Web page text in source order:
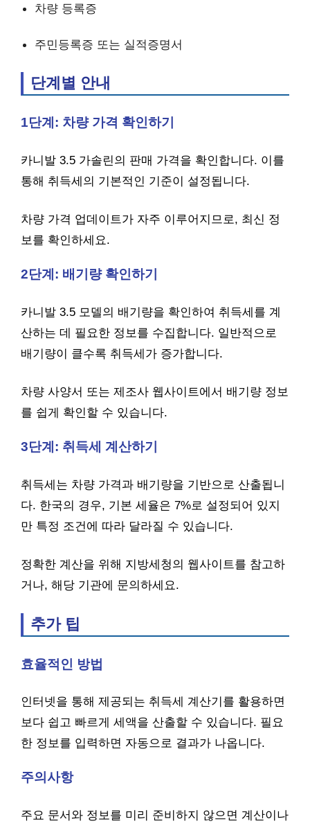
차량 등록증
주민등록증 또는 실적증명서
단계별 안내
1단계: 차량 가격 확인하기
카니발 3.5 가솔린의 판매 가격을 확인합니다. 이를
통해 취득세의 기본적인 기준이 설정됩니다.
차량 가격 업데이트가 자주 이루어지므로, 최신 정
보를 확인하세요.
2단계: 배기량 확인하기
카니발 3.5 모델의 배기량을 확인하여 취득세를 계
산하는 데 필요한 정보를 수집합니다. 일반적으로
배기량이 클수록 취득세가 증가합니다.
차량 사양서 또는 제조사 웹사이트에서 배기량 정보
를 쉽게 확인할 수 있습니다.
3단계: 취득세 계산하기
취득세는 차량 가격과 배기량을 기반으로 산출됩니
다. 한국의 경우, 기본 세율은 7%로 설정되어 있지
만 특정 조건에 따라 달라질 수 있습니다.
정확한 계산을 위해 지방세청의 웹사이트를 참고하
거나, 해당 기관에 문의하세요.
추가 팁
효율적인 방법
인터넷을 통해 제공되는 취득세 계산기를 활용하면
보다 쉽고 빠르게 세액을 산출할 수 있습니다. 필요
한 정보를 입력하면 자동으로 결과가 나옵니다.
주의사항
주요 문서와 정보를 미리 준비하지 않으면 계산이나